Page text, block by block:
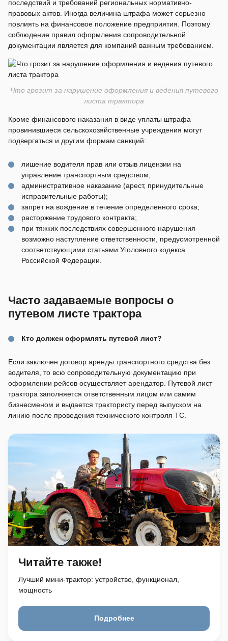
последствий и требований региональных нормативно-
правовых актов. Иногда величина штрафа может серьезно
повлиять на финансовое положение предприятия. Поэтому
соблюдение правил оформления сопроводительной
документации является для компаний важным требованием.
Что грозит за нарушение оформления и ведения путевого
листа трактора
Кроме финансового наказания в виде уплаты штрафа
провинившиеся сельскохозяйственные учреждения могут
подвергаться и другим формам санкций:
лишение водителя прав или отзыв лицензии на
управление транспортным средством;
административное наказание (арест, принудительные
исправительные работы);
запрет на вождение в течение определенного срока;
расторжение трудового контракта;
при тяжких последствиях совершенного нарушения
возможно наступление ответственности, предусмотренной
соответствующими статьями Уголовного кодекса
Российской Федерации.
Часто задаваемые вопросы о
путевом листе трактора
Кто должен оформлять путевой лист?
Если заключен договор аренды транспортного средства без
водителя, то всю сопроводительную документацию при
оформлении рейсов осуществляет арендатор. Путевой лист
трактора заполняется ответственным лицом или самим
бизнесменом и выдается трактористу перед выпуском на
линию после проведения технического контроля ТС.
Читайте также!
Лучший мини-трактор: устройство, функционал,
мощность
Подробнее